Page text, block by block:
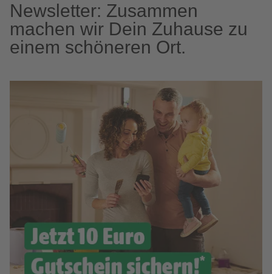
Newsletter: Zusammen
machen wir Dein Zuhause zu
einem schöneren Ort.